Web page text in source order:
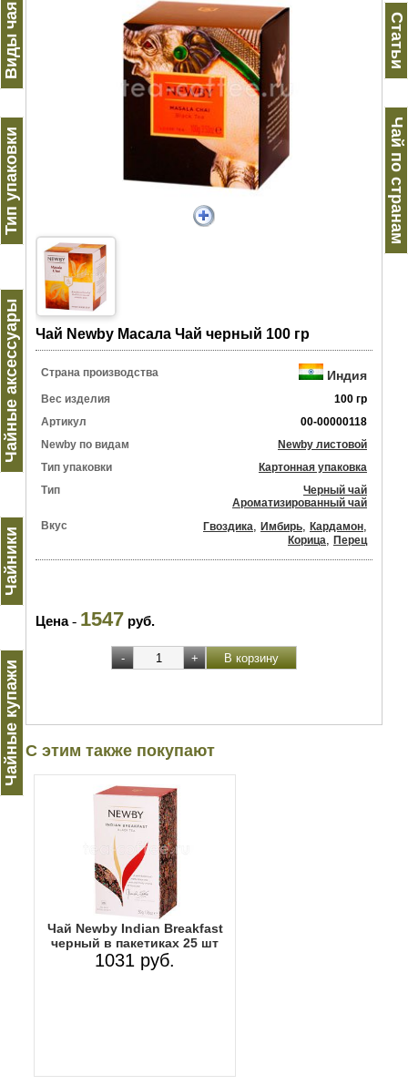
Виды чая
Тип упаковки
Чайные аксессуары
Чайники
Чайные купажи
Чай Newby Масала Чай черный 100 гр
Страна производства Индия
Вес изделия
100 гр
Артикул
00-00000118
Newby по видам
Newby листовой
Тип упаковки
Картонная упаковка
Тип
Черный чай
Ароматизированный чай
Вкус
Гвоздика, Имбирь, Кардамон,
Корица, Перец
Цена- 1547 руб.
С этим также покупают
Чай Newby Indian Breakfast
черный в пакетиках 25 шт
1031 руб.
Статьи
Чай по странам